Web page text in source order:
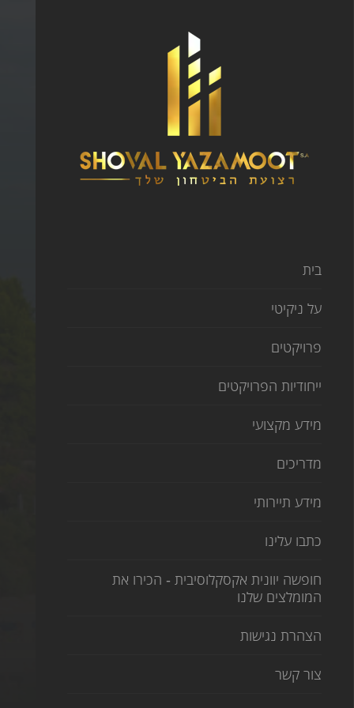
בית
על ניקיטי
פרויקטים
ייחודיות הפרויקטים
מידע מקצועי
מדריכים
מידע תיירותי
כתבו עלינו
חופשה יוונית אקסקלוסיבית - הכירו את
המומלצים שלנו
הצהרת נגישות
צור קשר